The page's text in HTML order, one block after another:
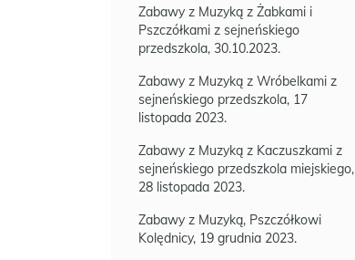
Zabawy z Muzyką z Żabkami i
Pszczółkami z sejneńskiego
przedszkola, 30.10.2023.
Zabawy z Muzyką z Wróbelkami z
sejneńskiego przedszkola, 17
listopada 2023.
Zabawy z Muzyką z Kaczuszkami z
sejneńskiego przedszkola miejskiego,
28 listopada 2023.
Zabawy z Muzyką, Pszczółkowi
Kolędnicy, 19 grudnia 2023.